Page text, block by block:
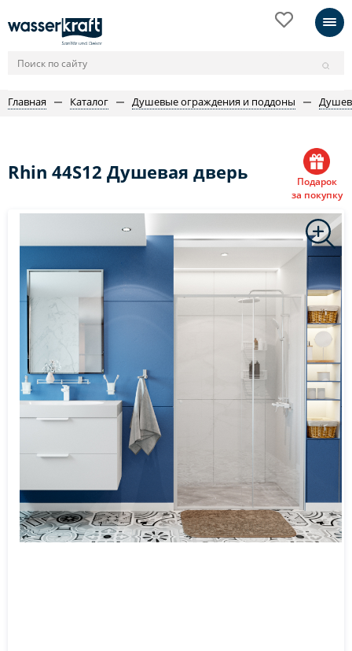
Главная Каталог Душевые ограждения и поддоны
Rhin 44S12 Душевая дверь
Подарок
за покупку